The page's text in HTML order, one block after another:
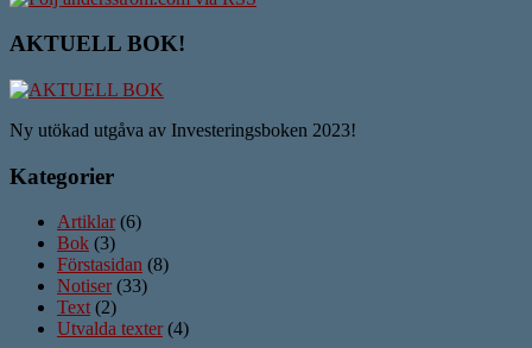
AKTUELL BOK!
Ny utökad utgåva av Investeringsboken 2023!
Kategorier
Artiklar(6)
Bok (3)
Förstasidan (8)
Notiser(33)
Text(2)
Utvalda texter(4)